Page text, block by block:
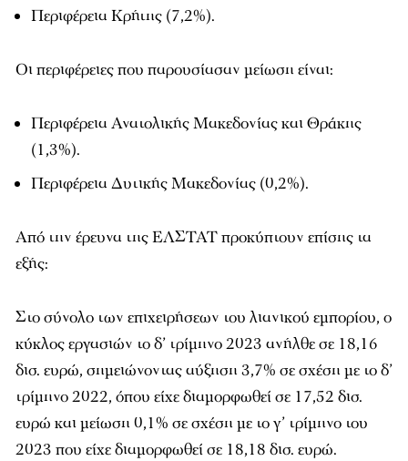
Περιφέρεια Κρήτης (7,2%).
Οι περιφέρειες που παρουσίασαν μείωση είναι:
Περιφέρεια Ανατολικής Μακεδονίας και Θράκης
(1,3%).
Περιφέρεια Δυτικής Μακεδονίας (0,2%).
Από την έρευνα της ΕΛΣΤΑΤ προκύπτουν επίσης τα
εξής:
Στο σύνολο των επιχειρήσεων του λιανικού εμπορίου, ο
κύκλος εργασιών το δ’ τρίμηνο 2023 ανήλθε σε 18,16
δισ. ευρώ, σημειώνοντας αύξηση 3,7% σε σχέση με το δ’
τρίμηνο 2022, όπου είχε διαμορφωθεί σε 17,52 δισ.
ευρώ και μείωση 0,1% σε σχέση με το γ’ τρίμηνο του
2023 που είχε διαμορφωθεί σε 18,18 δισ. ευρώ.